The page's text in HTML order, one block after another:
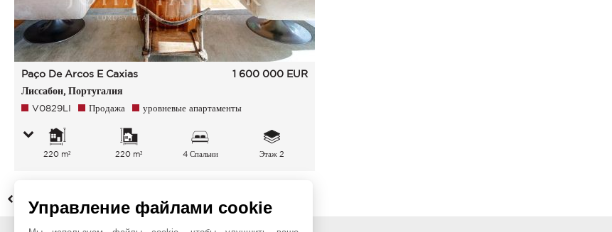
Paço De Arcos E Caxias
Лиссабон, Португалия
1 600 000 EUR
V0829LI Продажа уровневые апартаменты
220 m² 220 m² 4 Спальни Этаж 2
НАЗАД
Управление файлами cookie